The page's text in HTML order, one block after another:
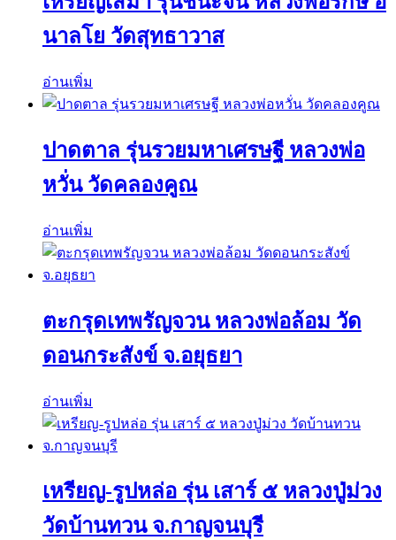
นาลโย วัดสุทธาวาส
อ่านเพิ่ม
ปาดตาล รุ่นรวยมหาเศรษฐี หลวงพ่อ
หวั่น วัดคลองคูณ
อ่านเพิ่ม
ตะกรุดเทพรัญจวน หลวงพ่อล้อม วัด
ดอนกระสังข์ จ.อยุธยา
อ่านเพิ่ม
เหรียญ-รูปหล่อ รุ่น เสาร์ ๕ หลวงปู่ม่วง
วัดบ้านทวน จ.กาญจนบุรี